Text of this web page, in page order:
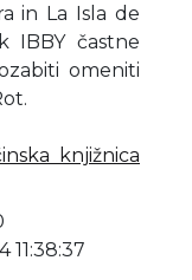
in La Isla de
IBBY častne
omeniti
knjižnica
11:38:37